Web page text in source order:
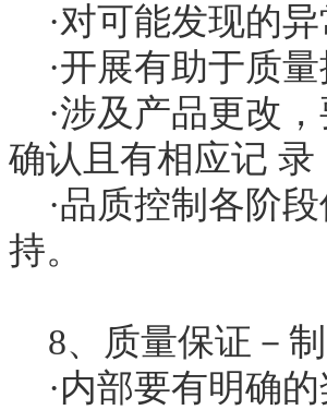
·对可能发现的异
·开展有助于质量
·涉及产品更改，
确认且有相应记 录
·品质控制各阶段
持。
8、质量保证－
·内部要有明确的